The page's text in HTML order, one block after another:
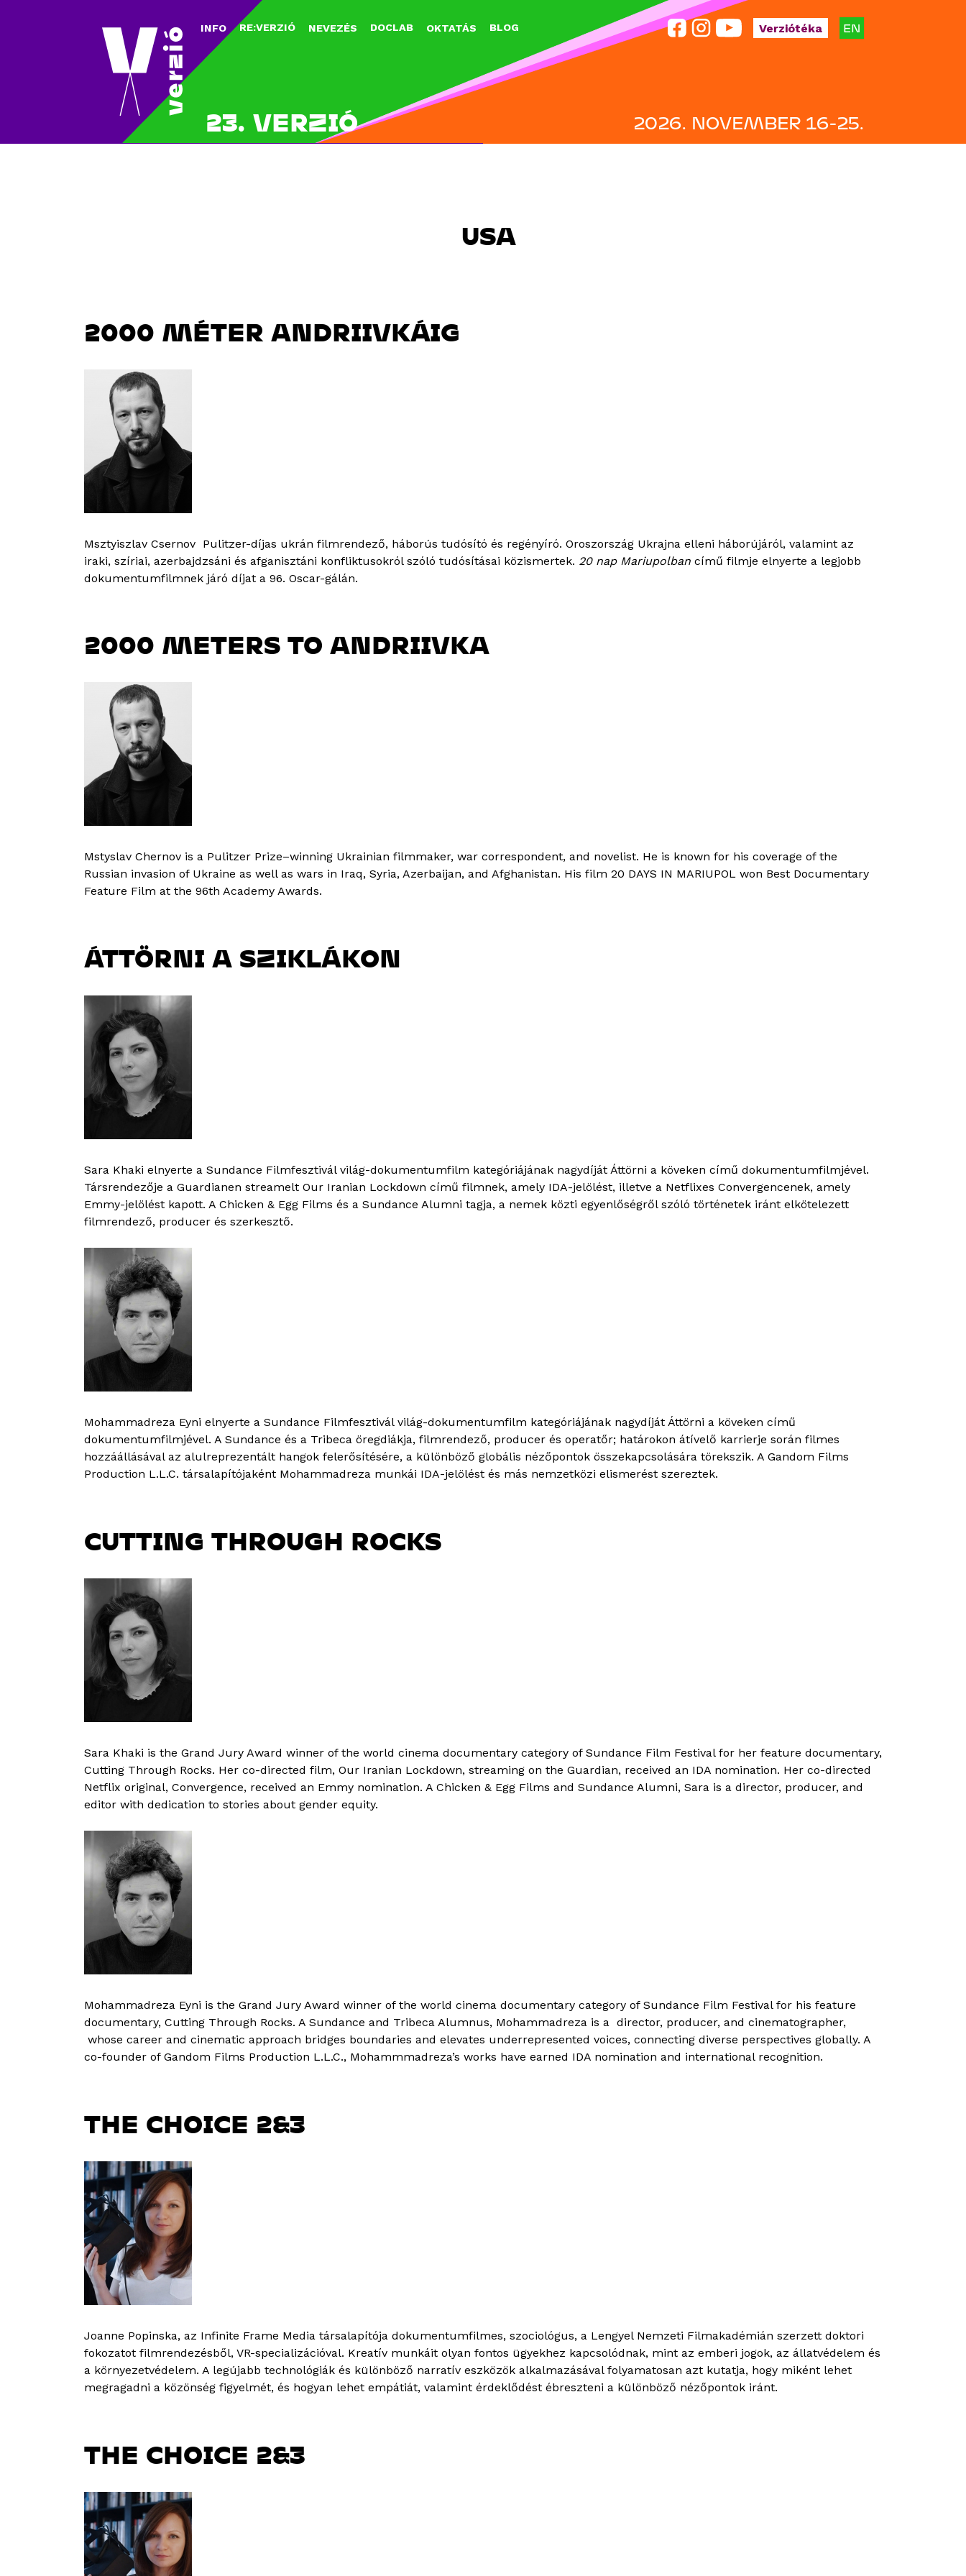
INFO RE:VERZIÓ NEVEZÉS DOCLAB OKTATÁS BLOG EN
23. VERZIÓ 2026. NOVEMBER 16-25.
Verziótéka
USA
2000 MÉTER ANDRIIVKÁIG
Msztyiszlav Csernov Pulitzer-díjas ukrán filmrendező, háborús tudósító és regényíró. Oroszország Ukrajna elleni háborújáról, valamint az
iraki, szíriai, azerbajdzsáni és afganisztáni konfliktusokról szóló tudósításai közismertek. 20 nap Mariupolban című filmje elnyerte a legjobb
dokumentumfilmnek járó díjat a 96. Oscar-gálán.
2000 METERS TO ANDRIIVKA
Mstyslav Chernov is a Pulitzer Prize–winning Ukrainian filmmaker, war correspondent, and novelist. He is known for his coverage of the
Russian invasion of Ukraine as well as wars in Iraq, Syria, Azerbaijan, and Afghanistan. His film 20 DAYS IN MARIUPOL won Best Documentary
Feature Film at the 96th Academy Awards.
ÁTTÖRNI A SZIKLÁKON
Sara Khaki elnyerte a Sundance Filmfesztivál világ-dokumentumfilm kategóriájának nagydíját Áttörni a köveken című dokumentumfilmjével.
Társrendezője a Guardianen streamelt Our Iranian Lockdown című filmnek, amely IDA-jelölést, illetve a Netflixes Convergencenek, amely
Emmy-jelölést kapott. A Chicken & Egg Films és a Sundance Alumni tagja, a nemek közti egyenlőségről szóló történetek iránt elkötelezett
filmrendező, producer és szerkesztő.
Mohammadreza Eyni elnyerte a Sundance Filmfesztivál világ-dokumentumfilm kategóriájának nagydíját Áttörni a köveken című
dokumentumfilmjével. A Sundance és a Tribeca öregdiákja, filmrendező, producer és operatőr; határokon átívelő karrierje során filmes
hozzáállásával az alulreprezentált hangok felerősítésére, a különböző globális nézőpontok összekapcsolására törekszik. A Gandom Films
Production L.L.C. társalapítójaként Mohammadreza munkái IDA-jelölést és más nemzetközi elismerést szereztek.
CUTTING THROUGH ROCKS
Sara Khaki is the Grand Jury Award winner of the world cinema documentary category of Sundance Film Festival for her feature documentary,
Cutting Through Rocks. Her co-directed film, Our Iranian Lockdown, streaming on the Guardian, received an IDA nomination. Her co-directed
Netflix original, Convergence, received an Emmy nomination. A Chicken & Egg Films and Sundance Alumni, Sara is a director, producer, and
editor with dedication to stories about gender equity.
Mohammadreza Eyni is the Grand Jury Award winner of the world cinema documentary category of Sundance Film Festival for his feature
documentary, Cutting Through Rocks. A Sundance and Tribeca Alumnus, Mohammadreza is a director, producer, and cinematographer,
whose career and cinematic approach bridges boundaries and elevates underrepresented voices, connecting diverse perspectives globally. A
co-founder of Gandom Films Production L.L.C., Mohammmadreza’s works have earned IDA nomination and international recognition.
THE CHOICE 2&3
Joanne Popinska, az Infinite Frame Media társalapítója dokumentumfilmes, szociológus, a Lengyel Nemzeti Filmakadémián szerzett doktori
fokozatot filmrendezésből, VR-specializációval. Kreatív munkáit olyan fontos ügyekhez kapcsolódnak, mint az emberi jogok, az állatvédelem és
a környezetvédelem. A legújabb technológiák és különböző narratív eszközök alkalmazásával folyamatosan azt kutatja, hogy miként lehet
megragadni a közönség figyelmét, és hogyan lehet empátiát, valamint érdeklődést ébreszteni a különböző nézőpontok iránt.
THE CHOICE 2&3